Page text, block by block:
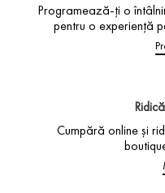
Programează-ți o
pentru o experiență
Cumpără online și